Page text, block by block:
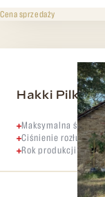
Cena sprzedaży
Hakki Pilke
Maksymalna
Ciśnienie
Rok produkcji 2006